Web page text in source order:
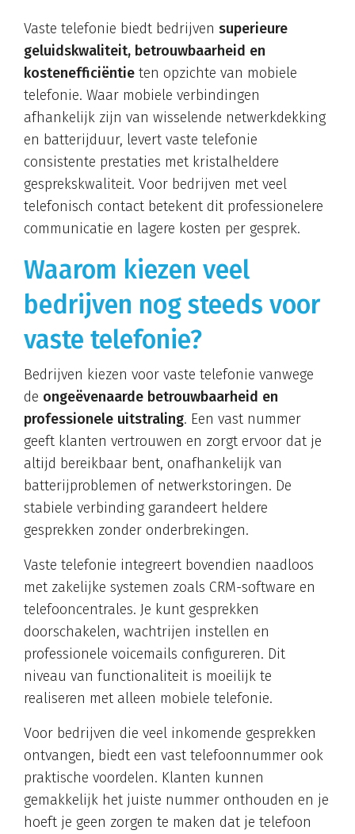
Vaste telefonie biedt bedrijven superieure
geluidskwaliteit, betrouwbaarheid en
kostenefficiëntie ten opzichte van mobiele
telefonie. Waar mobiele verbindingen
afhankelijk zijn van wisselende netwerkdekking
en batterijduur, levert vaste telefonie
consistente prestaties met kristalheldere
gesprekskwaliteit. Voor bedrijven met veel
telefonisch contact betekent dit professionelere
communicatie en lagere kosten per gesprek.
Waarom kiezen veel
bedrijven nog steeds voor
vaste telefonie?
Bedrijven kiezen voor vaste telefonie vanwege
de ongeëvenaarde betrouwbaarheid en
professionele uitstraling. Een vast nummer
geeft klanten vertrouwen en zorgt ervoor dat je
altijd bereikbaar bent, onafhankelijk van
batterijproblemen of netwerkstoringen. De
stabiele verbinding garandeert heldere
gesprekken zonder onderbrekingen.
Vaste telefonie integreert bovendien naadloos
met zakelijke systemen zoals CRM-software en
telefooncentrales. Je kunt gesprekken
doorschakelen, wachtrijen instellen en
professionele voicemails configureren. Dit
niveau van functionaliteit is moeilijk te
realiseren met alleen mobiele telefonie.
Voor bedrijven die veel inkomende gesprekken
ontvangen, biedt een vast telefoonnummer ook
praktische voordelen. Klanten kunnen
gemakkelijk het juiste nummer onthouden en je
hoeft je geen zorgen te maken dat je telefoon